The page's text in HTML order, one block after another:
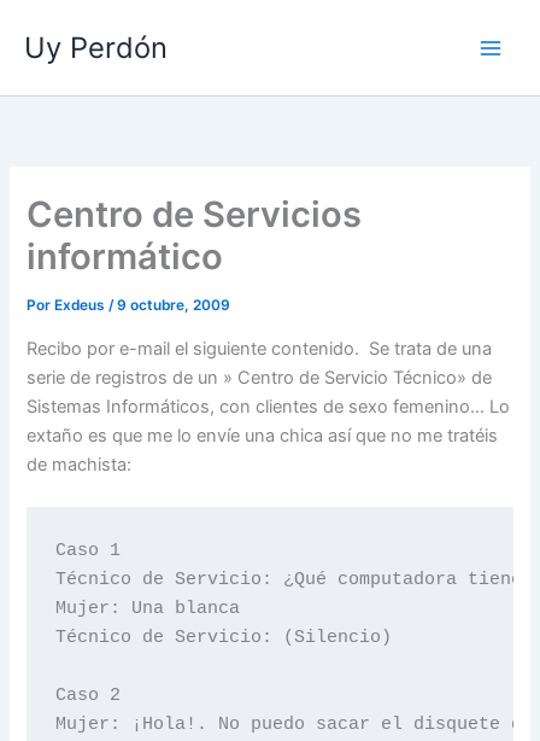
contenido
Uy Perdón
Centro de Servicios
informático
Por Exdeus/9 octubre, 2009
Recibo por e-mail el siguiente contenido. Se trata de una
serie de registros de un » Centro de Servicio Técnico» de
Sistemas Informáticos, con clientes de sexo femenino… Lo
extaño es que me lo envíe una chica así que no me tratéis
de machista:
Caso 1
Técnico de Servicio: ¿Qué computadora tiene?
Mujer: Una blanca
Técnico de Servicio: (Silencio)
Caso 2
Mujer: ¡Hola!. No puedo sacar el disquete